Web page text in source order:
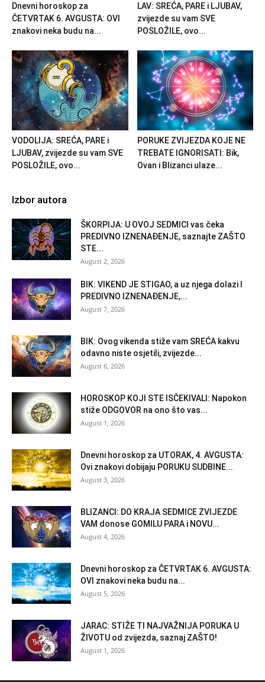
Dnevni horoskop za
ČETVRTAK 6. AVGUSTA: OVI
znakovi neka budu na...
LAV: SREĆA, PARE i LJUBAV,
zvijezde su vam SVE
POSLOŽILE, ovo...
VODOLIJA: SREĆA, PARE i
LJUBAV, zvijezde su vam SVE
POSLOŽILE, ovo...
PORUKE ZVIJEZDA KOJE NE
TREBATE IGNORISATI: Bik,
Ovan i Blizanci ulaze...
Izbor autora
ŠKORPIJA: U OVOJ SEDMICI vas čeka
PREDIVNO IZNENAĐENJE, saznajte ZAŠTO
STE...
August 2, 2026
BIK: VIKEND JE STIGAO, a uz njega dolazi I
PREDIVNO IZNENAĐENJE,...
August 7, 2026
BIK: Ovog vikenda stiže vam SREĆA kakvu
odavno niste osjetili, zvijezde...
August 6, 2026
HOROSKOP KOJI STE ISČEKIVALI: Napokon
stiže ODGOVOR na ono što vas...
August 1, 2026
Dnevni horoskop za UTORAK, 4. AVGUSTA:
Ovi znakovi dobijaju PORUKU SUDBINE...
August 3, 2026
BLIZANCI: DO KRAJA SEDMICE ZVIJEZDE
VAM donose GOMILU PARA i NOVU...
August 4, 2026
Dnevni horoskop za ČETVRTAK 6. AVGUSTA:
OVI znakovi neka budu na...
August 5, 2026
JARAC: STIŽE TI NAJVAŽNIJA PORUKA U
ŽIVOTU od zvijezda, saznaj ZAŠTO!
August 1, 2026